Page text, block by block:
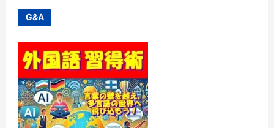
メ
感
覚
バ
ト
ル
ア
ク
シ
ョ
ン
G&A